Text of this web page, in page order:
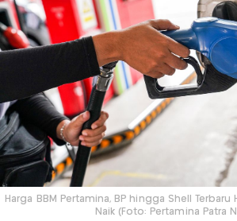
Harga BBM Pertamina, BP hingga Shell Terbaru
Naik (Foto: Pertamina Patra